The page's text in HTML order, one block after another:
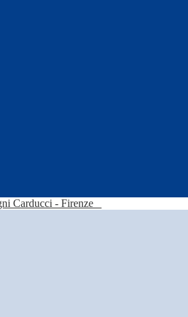
Carducci - Firenze